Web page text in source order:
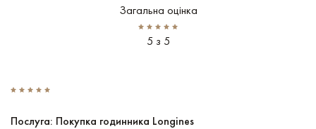
Загальна оцінка
5 з 5
Послуга: Покупка годинника Longines